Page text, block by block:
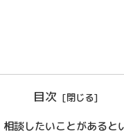
目次
相談したいことがあると